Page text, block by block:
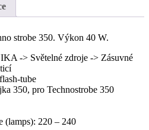
strobe 350. Výkon 40 W.
-> Světelné zdroje -> Zásuvné
tube
350, pro Technostrobe 350
(lamps): 220 – 240